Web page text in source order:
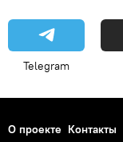
Telegram
О проекте Контакты